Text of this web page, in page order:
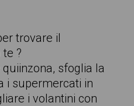
trovare il
?
sfoglia la
i supermercati in
i volantini con